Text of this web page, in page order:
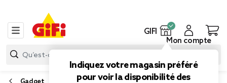
GIFI
Indiquez votre magasin préféré
pour voir la disponibilité des
Mon compte